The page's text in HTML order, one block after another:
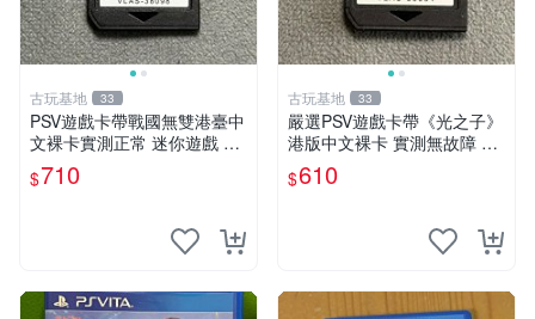
古玩基地 33
PSV遊戲卡帶戰國無雙港臺中
文裸卡實測正常 迷你遊戲 主
題遊戲 卡帶 Sony專用
$710
古玩基地 33
嚴選PSV遊戲卡帶《光之子》
港版中文裸卡 實測無故障 索
尼專用機器獨佔 港版限用 卡
帶直銷 光之子 psv 港版
$610